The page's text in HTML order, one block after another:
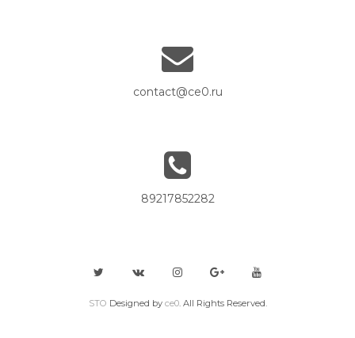
contact@ce0.ru
89217852282
STO Designed by ce0. All Rights Reserved.